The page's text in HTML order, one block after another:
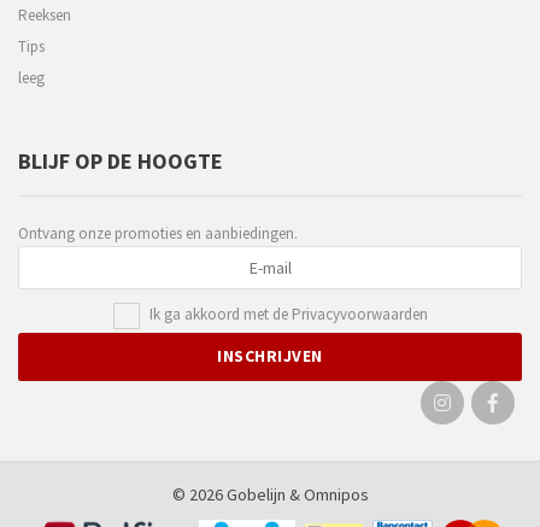
Reeksen
Tips
leeg
BLIJF OP DE HOOGTE
Ontvang onze promoties en aanbiedingen.
Ik ga akkoord met de Privacyvoorwaarden
© 2026 Gobelijn &Omnipos